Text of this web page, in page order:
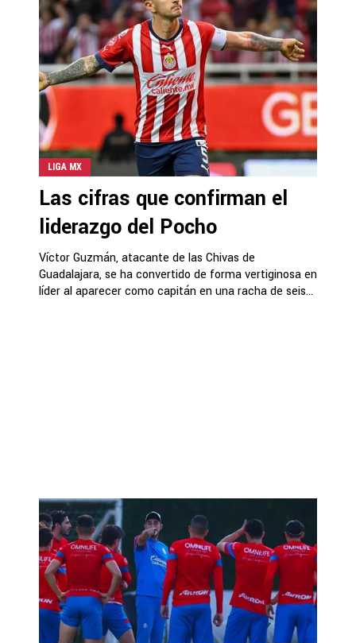
LIGA MX
Las cifras que confirman el
liderazgo del Pocho
Víctor Guzmán, atacante de las Chivas de
Guadalajara, se ha convertido de forma vertiginosa en
líder al aparecer como capitán en una racha de seis...